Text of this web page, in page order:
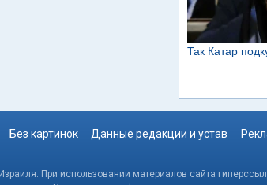
Без картинок Данные редакции и устав
При использовании материалов сайта